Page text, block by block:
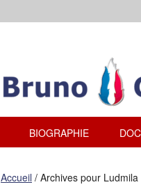
BIOGRAPHIE
Accueil / Archives pour